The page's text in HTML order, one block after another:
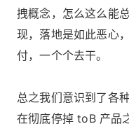
拽概念，怎么这么能
现，落地是如此恶心
付，一个个去干。
总之我们意识到了各
在彻底停掉 toB 产品